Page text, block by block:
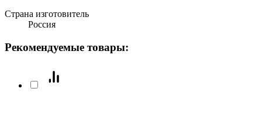
Страна изготовитель
Россия
Рекомендуемые товары: